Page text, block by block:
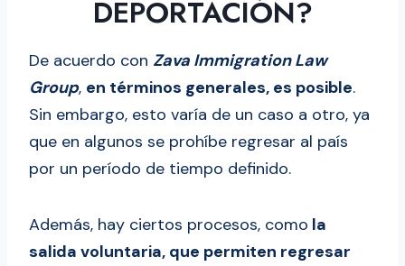
DEPORTACIÓN?
De acuerdo con Zava Immigration Law
Group, en términos generales, es posible.
Sin embargo, esto varía de un caso a otro, ya
que en algunos se prohíbe regresar al país
por un período de tiempo definido.
Además, hay ciertos procesos, como la
salida voluntaria, que permiten regresar